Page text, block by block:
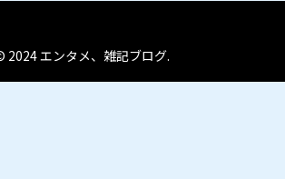
2024 エンタメ、雑記ブログ.